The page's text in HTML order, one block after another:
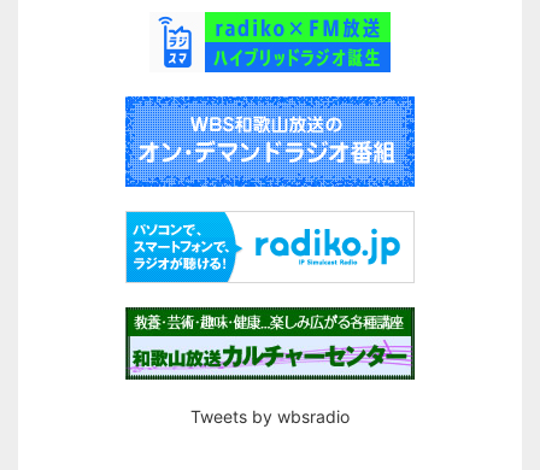
Tweets by wbsradio